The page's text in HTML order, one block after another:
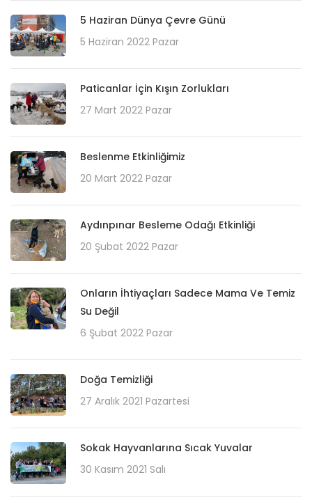
5 Haziran Dünya Çevre Günü
5 Haziran 2022 Pazar
Paticanlar İçin Kışın Zorlukları
27 Mart 2022 Pazar
Beslenme Etkinliğimiz
20 Mart 2022 Pazar
Aydınpınar Besleme Odağı Etkinliği
20 Şubat 2022 Pazar
Onların İhtiyaçları Sadece Mama Ve Temiz
Su Değil
6 Şubat 2022 Pazar
Doğa Temizliği
27 Aralık 2021 Pazartesi
Sokak Hayvanlarına Sıcak Yuvalar
30 Kasım 2021 Salı